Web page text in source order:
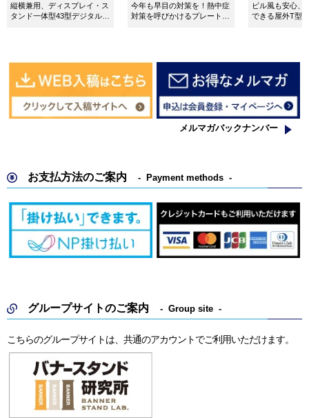
縦横兼用、ディスプレイ・ス
タンド一体型43型デジタルサ
今年も早目の対策を！熱中症
対策を呼びかけるプレート看
ビル風も安心、
できる屋外T型
メルマガバックナンバー
お支払方法のご案内 Payment methods
グループサイトのご案内 Group site
こちらのグループサイトは、共通のアカウントでご利用いただけます。